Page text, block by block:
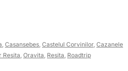
Casansebes Castelul Corvinilor Cazanele
Resita Oravita Resita Roadtrip